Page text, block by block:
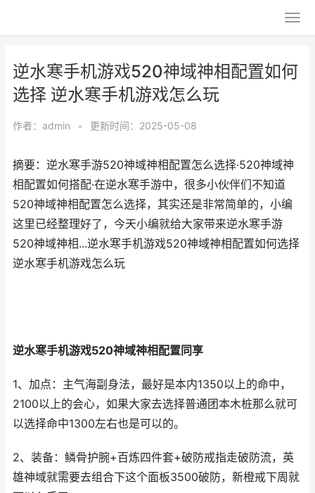
逆水寒手机游戏520神域神相配置如何
选择 逆水寒手机游戏怎么玩
作者： admin • 更新时间：2025-05-08
摘要：逆水寒手游520神域神相配置怎么选择·520神域神
相配置如何搭配·在逆水寒手游中，很多小伙伴们不知道
520神域神相配置怎么选择，其实还是非常简单的，小编
这里已经整理好了，今天小编就给大家带来逆水寒手游
520神域神相...逆水寒手机游戏520神域神相配置如何选择
逆水寒手机游戏怎么玩
逆水寒手机游戏520神域神相配置同享
1、加点：主气海副身法，最好是本内1350以上的命中，
2100以上的会心，如果大家去选择普通团本木桩那么就可
以选择命中1300左右也是可以的。
2、装备：鳞骨护腕+百炼四件套+破防戒指走破防流，英
雄神域就需要去组合下这个面板3500破防，新橙戒下周就